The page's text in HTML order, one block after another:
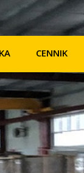
CENNIK